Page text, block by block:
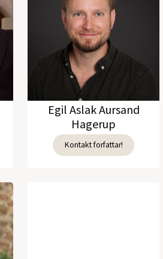
Egil Aslak Aursand
Hagerup
Kontakt forfattar!